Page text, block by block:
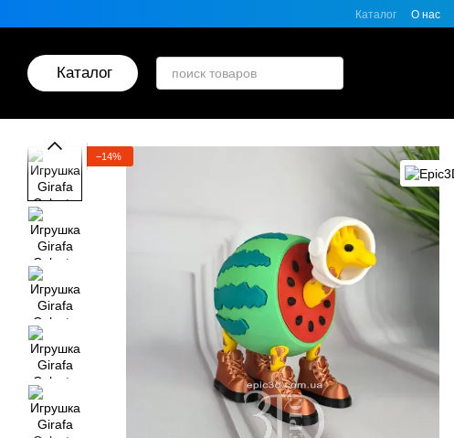
Каталог О нас
Каталог
−14%